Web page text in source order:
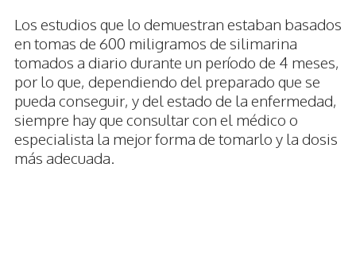
Los estudios que lo demuestran estaban basados
en tomas de 600 miligramos de silimarina
tomados a diario durante un período de 4 meses,
por lo que, dependiendo del preparado que se
pueda conseguir, y del estado de la enfermedad,
siempre hay que consultar con el médico o
especialista la mejor forma de tomarlo y la dosis
más adecuada.